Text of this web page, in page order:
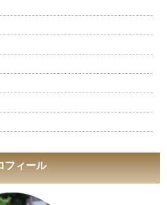
フィール